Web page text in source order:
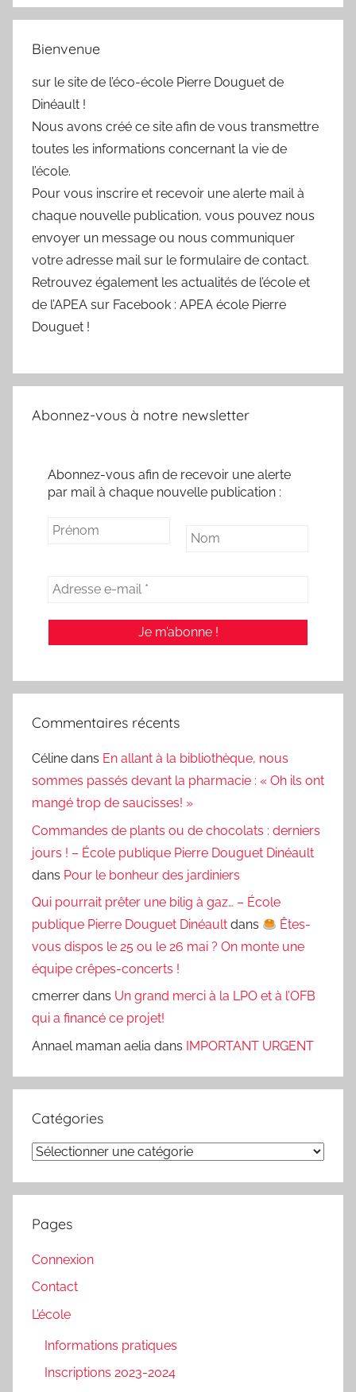
Bienvenue
sur le site de l’éco-école Pierre Douguet de
Dinéault !
Nous avons créé ce site afin de vous transmettre
toutes les informations concernant la vie de
l’école.
Pour vous inscrire et recevoir une alerte mail à
chaque nouvelle publication, vous pouvez nous
envoyer un message ou nous communiquer
votre adresse mail sur le formulaire de contact.
Retrouvez également les actualités de l’école et
de l’APEA sur Facebook : APEA école Pierre
Douguet !
Abonnez-vous à notre newsletter
Abonnez-vous afin de recevoir une alerte
par mail à chaque nouvelle publication :
Commentaires récents
Céline dans En allant à la bibliothèque, nous
sommes passés devant la pharmacie : « Oh ils ont
mangé trop de saucisses! »
Commandes de plants ou de chocolats : derniers
jours ! – École publique Pierre Douguet Dinéault
dans Pour le bonheur des jardiniers
Qui pourrait prêter une bilig à gaz… – École
publique Pierre Douguet Dinéault dans
Êtes-
vous dispos le 25 ou le 26 mai ? On monte une
équipe crêpes-concerts !
cmerrer dans Un grand merci à la LPO et à l’OFB
qui a financé ce projet!
Annael maman aelia dans IMPORTANT URGENT
Catégories
Catégories
Pages
Connexion
Contact
L’école
Informations pratiques
Inscriptions 2023-2024